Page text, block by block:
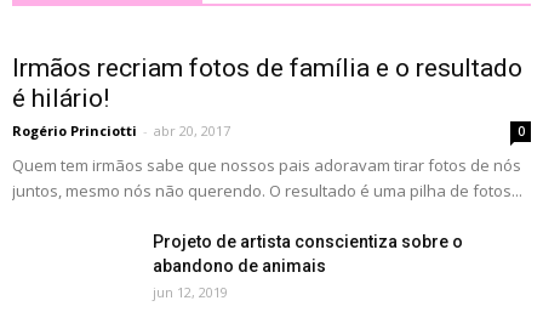
Irmãos recriam fotos de família e o resultado
é hilário!
Rogério Princiotti - abr 20, 2017 0
Quem tem irmãos sabe que nossos pais adoravam tirar fotos de nós
juntos, mesmo nós não querendo. O resultado é uma pilha de fotos...
Projeto de artista conscientiza sobre o
abandono de animais
jun 12, 2019